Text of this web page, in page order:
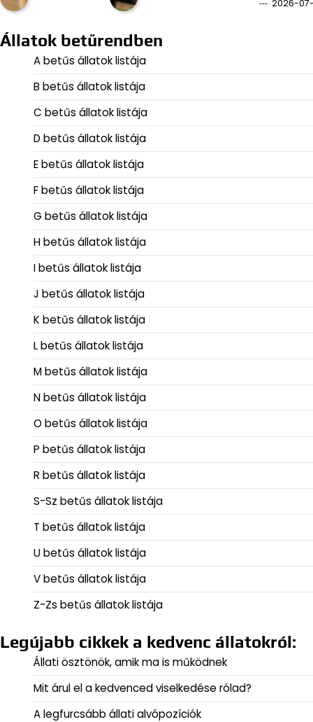
2026-
Állatok betűrendben
A betűs állatok listája
B betűs állatok listája
C betűs állatok listája
D betűs állatok listája
E betűs állatok listája
F betűs állatok listája
G betűs állatok listája
H betűs állatok listája
I betűs állatok listája
J betűs állatok listája
K betűs állatok listája
L betűs állatok listája
M betűs állatok listája
N betűs állatok listája
O betűs állatok listája
P betűs állatok listája
R betűs állatok listája
S-Sz betűs állatok listája
T betűs állatok listája
U betűs állatok listája
V betűs állatok listája
Z-Zs betűs állatok listája
Legújabb cikkek a kedvenc állatokról:
Állati ösztönök, amik ma is működnek
Mit árul el a kedvenced viselkedése rólad?
A legfurcsább állati alvópozíciók